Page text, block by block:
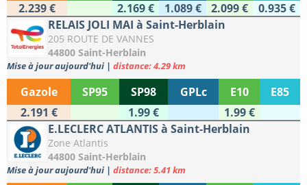
2.239 €
2.169 € 1.089 € 2.099 €
0.935 €
RELAIS JOLI MAI à Saint-Herblain
205 ROUTE DE VANNES
44800 Saint-Herblain
Mise à jour aujourd'hui | distance: 4.29 km
Gazole SP95 SP98 GPLc E10
E85
2.191 €
1.99 €
1.99 €
E.LECLERC ATLANTIS à Saint-Herblain
Zone Atlantis
44800 Saint-Herblain
Mise à jour aujourd'hui | distance: 5.41 km